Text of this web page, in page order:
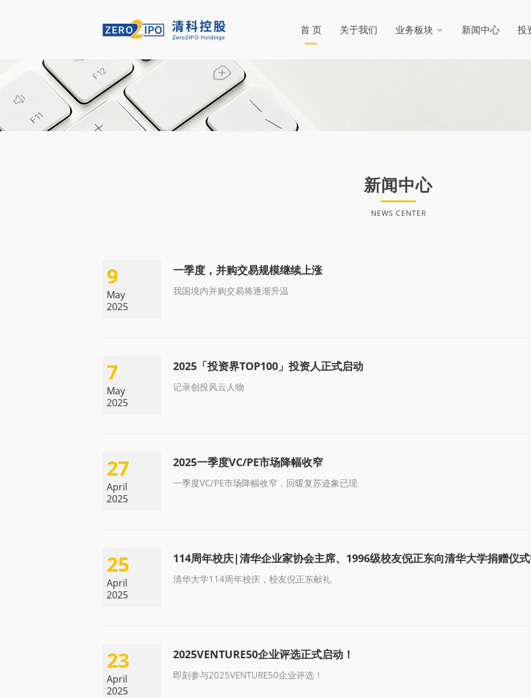
首 页 关于我们 业务板块 新闻中心 投
新闻中心
NEWS CENTER
9
May
2025
一季度，并购交易规模继续上涨
我国境内并购交易将逐渐升温
7
May
2025
2025「投资界TOP100」投资人正式启动
记录创投风云人物
27
April
2025
2025一季度VC/PE市场降幅收窄
一季度VC/PE市场降幅收窄，回暖复苏迹象已现
25
April
2025
114周年校庆|清华企业家协会主席、1996级校友倪正东向清华大学捐赠仪
清华大学114周年校庆，校友倪正东献礼
23
April
2025
2025VENTURE50企业评选正式启动！
即刻参与2025VENTURE50企业评选！